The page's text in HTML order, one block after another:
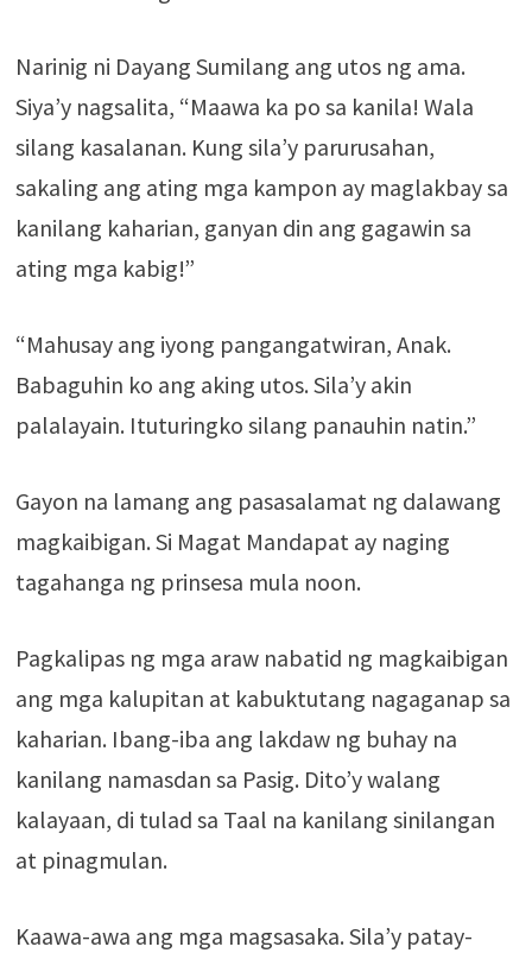
Narinig ni Dayang Sumilang ang utos ng ama.
Siya’y nagsalita, “Maawa ka po sa kanila! Wala
silang kasalanan. Kung sila’y parurusahan,
sakaling ang ating mga kampon ay maglakbay sa
kanilang kaharian, ganyan din ang gagawin sa
ating mga kabig!”
“Mahusay ang iyong pangangatwiran, Anak.
Babaguhin ko ang aking utos. Sila’y akin
palalayain. Ituturingko silang panauhin natin.”
Gayon na lamang ang pasasalamat ng dalawang
magkaibigan. Si Magat Mandapat ay naging
tagahanga ng prinsesa mula noon.
Pagkalipas ng mga araw nabatid ng magkaibigan
ang mga kalupitan at kabuktutang nagaganap sa
kaharian. Ibang-iba ang lakdaw ng buhay na
kanilang namasdan sa Pasig. Dito’y walang
kalayaan, di tulad sa Taal na kanilang sinilangan
at pinagmulan.
Kaawa-awa ang mga magsasaka. Sila’y patay-